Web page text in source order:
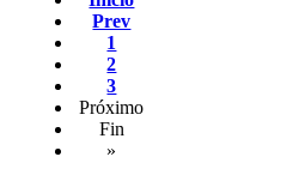
Prev
1
2
3
Próximo
Fin
»